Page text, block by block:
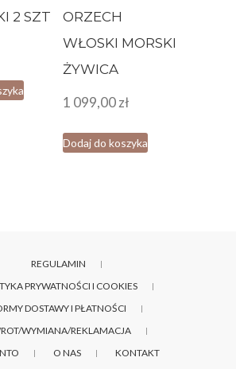
2 SZT
ORZECH
WŁOSKI MORSKI
ŻYWICA
1 099,00zł
Dodaj do koszyka
REGULAMIN
PRYWATNOŚCI I COOKIES
DOSTAWY I PŁATNOŚCI
WYMIANA/REKLAMACJA
O NAS KONTAKT